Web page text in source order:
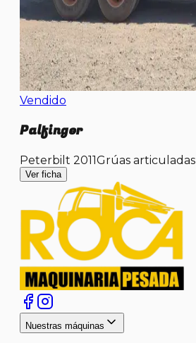
Vendido
Palfinger
Peterbilt 2011Grúas articuladas
Ver ficha
Nuestras máquinas